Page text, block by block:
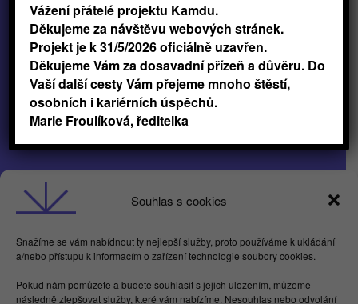
Souhlas s cookies
Snažíme se vám nabídnout ty nejlepší služby, proto používáme k ukládání
a/nebo přístupu k informacím o zařízení technologie soubory cookies.
Pokud nám pomůžete a budete souhlasit s jejich uložením, můžeme
následně zlepšovat služby, které vám nabízíme. Nesouhlas nebo odvolání
Obchodní podmínky
GDPR
Butterflies For Future, z.ú. Londýnská 254/7,
Vinohrady
Vážení přátelé projektu Kamdu.
Děkujeme za návštěvu webových stránek.
Projekt je k 31/5/2026 oficiálně uzavřen.
Děkujeme Vám za dosavadní přízeň a důvěru. Do
Vaší další cesty Vám přejeme mnoho štěstí,
osobních i kariérních úspěchů.
Marie Froulíková, ředitelka